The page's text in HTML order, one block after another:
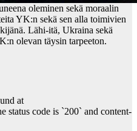
oleminen sekä moraalin
YK:n sekä sen alla toimivien
Lähi-itä, Ukraina sekä
olevan täysin tarpeeton.
at
status code is `200` and content-